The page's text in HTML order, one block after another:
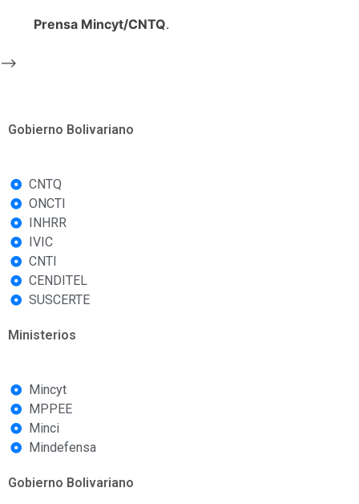
Prensa Mincyt/CNTQ.
-->
Gobierno Bolivariano
CNTQ
ONCTI
INHRR
IVIC
CNTI
CENDITEL
SUSCERTE
Ministerios
Mincyt
MPPEE
Minci
Mindefensa
Gobierno Bolivariano